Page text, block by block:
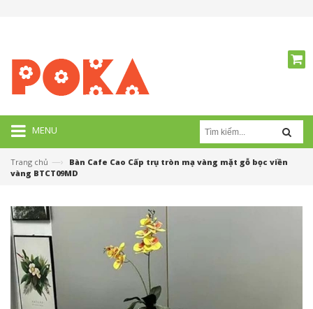
MENU
Trang chủ —›
Bàn Cafe Cao Cấp trụ tròn mạ vàng mặt gỗ bọc viền
vàng BTCT09MD